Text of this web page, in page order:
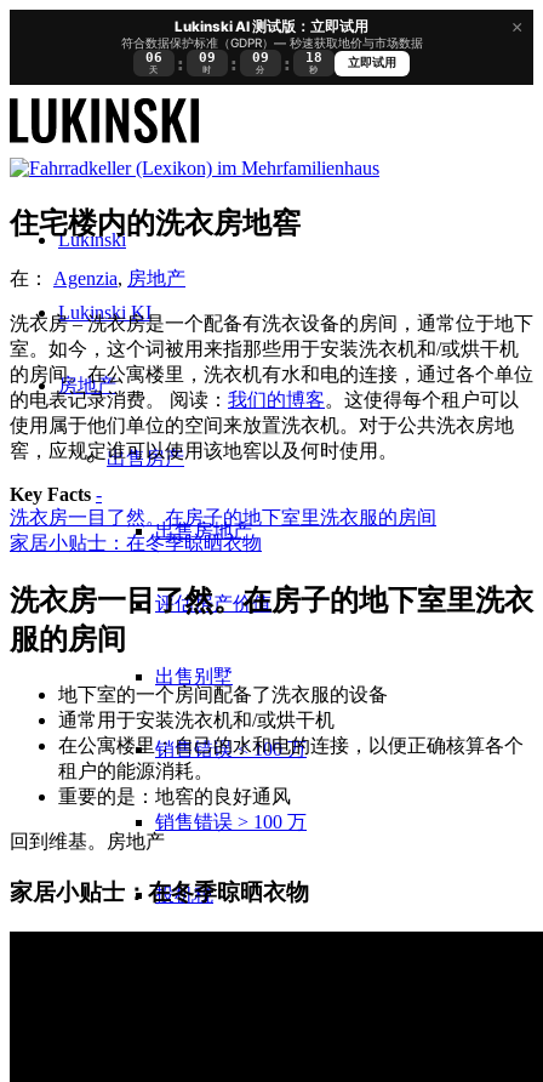
×
Lukinski AI 测试版：立即试用
符合数据保护标准（GDPR）— 秒速获取地价与市场数据
06
天 : 09
时 : 09
分 : 17
秒
立即试用
Lukinski
Lukinski KI
房地产
出售房产
出售房地产
评估房产价值
出售别墅
销售错误 < 100 万
销售错误 > 100 万
投机税
住宅楼内的洗衣房地窖
在： Agenzia, 房地产
洗衣房 – 洗衣房是一个配备有洗衣设备的房间，通常位于地下
室。如今，这个词被用来指那些用于安装洗衣机和/或烘干机
的房间。在公寓楼里，洗衣机有水和电的连接，通过各个单位
的电表记录消费。 阅读： 我们的博客。这使得每个租户可以
使用属于他们单位的空间来放置洗衣机。对于公共洗衣房地
窖，应规定谁可以使用该地窖以及何时使用。
Key Facts -
洗衣房一目了然。在房子的地下室里洗衣服的房间
家居小贴士：在冬季晾晒衣物
洗衣房一目了然。在房子的地下室里洗衣
服的房间
地下室的一个房间配备了洗衣服的设备
通常用于安装洗衣机和/或烘干机
在公寓楼里：自己的水和电的连接，以便正确核算各个
租户的能源消耗。
重要的是：地窖的良好通风
回到维基。房地产
家居小贴士：在冬季晾晒衣物